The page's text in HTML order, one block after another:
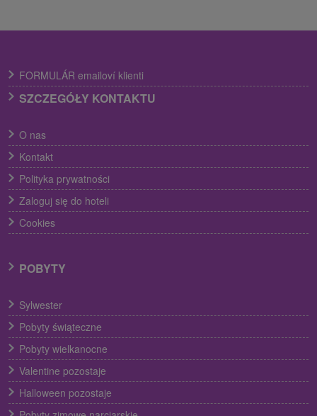
FORMULÁR emailoví klienti
SZCZEGÓŁY KONTAKTU
O nas
Kontakt
Polityka prywatności
Zaloguj się do hoteli
Cookies
POBYTY
Sylwester
Pobyty świąteczne
Pobyty wielkanocne
Valentine pozostaje
Halloween pozostaje